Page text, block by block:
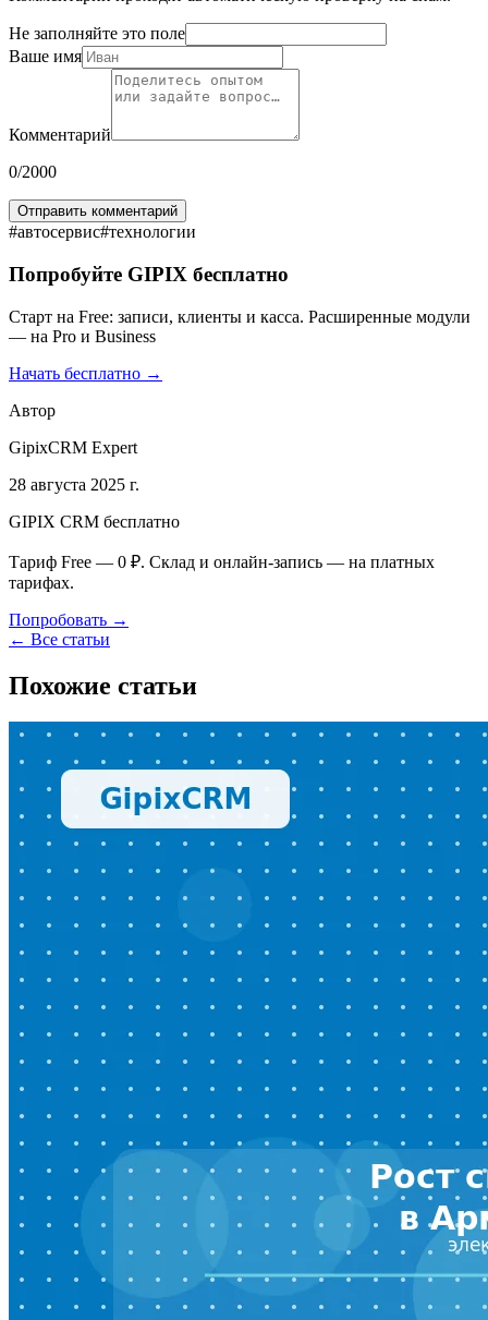
Не заполняйте это поле
Ваше имя
Комментарий
0/2000
Отправить комментарий
#автосервис#технологии
Попробуйте GIPIX бесплатно
Старт на Free: записи, клиенты и касса. Расширенные модули
— на Pro и Business
Начать бесплатно →
Автор
GipixCRM Expert
28 августа 2025 г.
GIPIX CRM бесплатно
Тариф Free — 0 ₽. Склад и онлайн-запись — на платных
тарифах.
Попробовать →
← Все статьи
Похожие статьи